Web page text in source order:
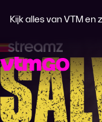
Kijk alles van VTM en
Salvable